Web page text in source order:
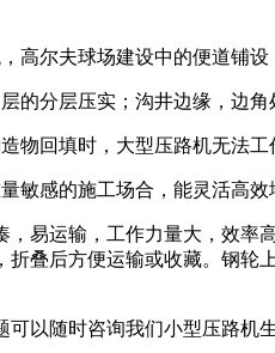
高尔夫球场建设中的便道铺设
的分层压实；沟井边缘，边角
物回填时，大型压路机无法工
敏感的施工场合，能灵活高效
易运输，工作力量大，效
叠后方便运输或收藏。钢
可以随时咨询我们小型压路